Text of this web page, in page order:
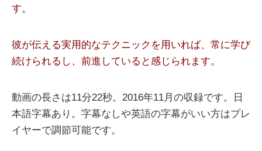
す。
彼が伝える実用的なテクニックを用いれば、常に学び
続けられるし、前進していると感じられます。
動画の長さは11分22秒。2016年11月の収録です。日
本語字幕あり。字幕なしや英語の字幕がいい方はプレ
イヤーで調節可能です。